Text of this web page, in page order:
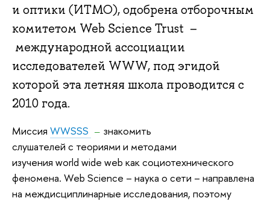
и оптики (ИТМО), одобрена отборочным
комитетом Web Science Trust –
международной ассоциации
исследователей WWW, под эгидой
которой эта летняя школа проводится с
2010 года.
Миссия WWSSS – знакомить
слушателей c теориями и методами
изучения world wide web как социотехнического
феномена. Web Science – наука о сети – направлена
на междисциплинарные исследования, поэтому